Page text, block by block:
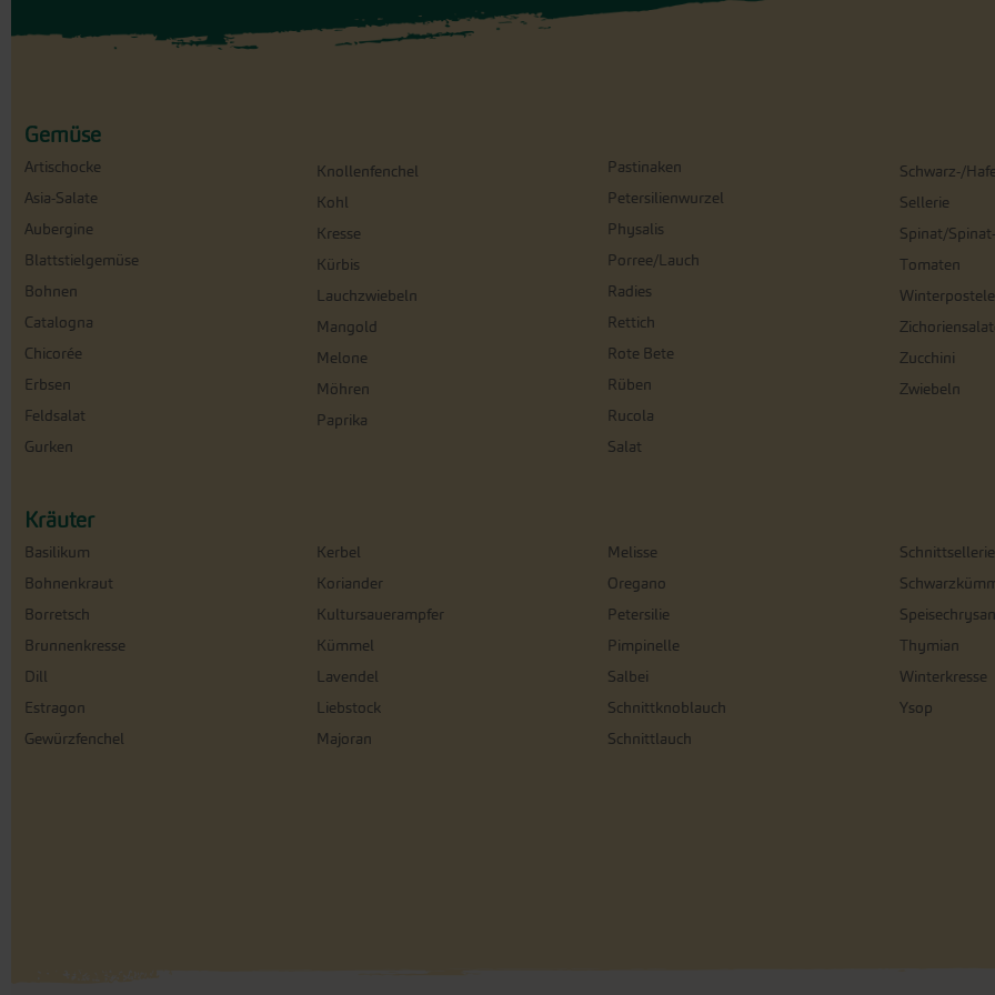
Gemüse
Artischocke
Asia-Salate
Aubergine
Blattstielgemüse
Bohnen
Catalogna
Chicorée
Erbsen
Feldsalat
Gurken
Knollenfenchel
Kohl
Kresse
Kürbis
Lauchzwiebeln
Mangold
Melone
Möhren
Paprika
Pastinaken
Petersilienwurzel
Physalis
Porree/Lauch
Radies
Rettich
Rote Bete
Rüben
Rucola
Salat
Schwarz-/
Sellerie
Spinat/
Tomaten
Zucchini
Zwiebeln
Kräuter
Basilikum
Bohnenkraut
Borretsch
Brunnenkresse
Dill
Estragon
Gewürzfenchel
Kerbel
Koriander
Kultursauerampfer
Kümmel
Lavendel
Liebstock
Majoran
Melisse
Oregano
Petersilie
Pimpinelle
Salbei
Schnittknoblauch
Schnittlauch
Schnittsellerie
Thymian
Winterkresse
Ysop